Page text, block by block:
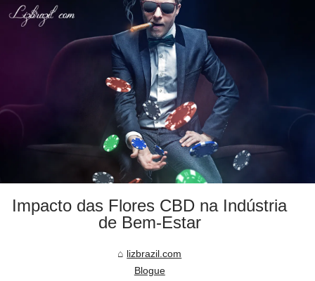
Impacto das Flores CBD na Indústria
de Bem-Estar
lizbrazil.com
Blogue